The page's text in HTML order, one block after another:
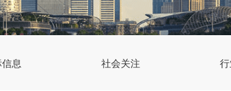
息 社会关注